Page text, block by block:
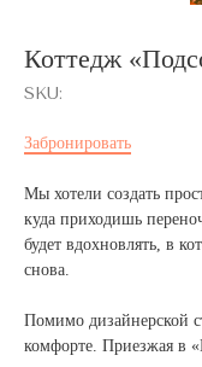
Коттедж
SKU:
Забронировать
Мы хотели создать
куда приходишь
будет вдохновлять, в
снова.
Помимо дизайнерской
комфорте. Приезжая в